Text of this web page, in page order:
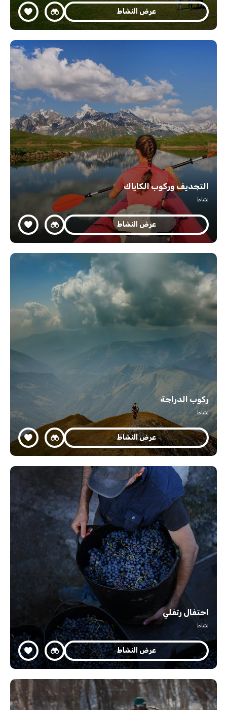
عرض النشاط
التجديف وركوب الكاياك
نشاط
عرض النشاط
ركوب الدراجة
نشاط
عرض النشاط
احتفال رتفلي
نشاط
عرض النشاط